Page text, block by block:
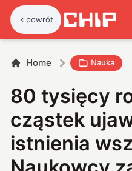
powrót
Home Nauka
80 tysięcy
cząstek
istnienia